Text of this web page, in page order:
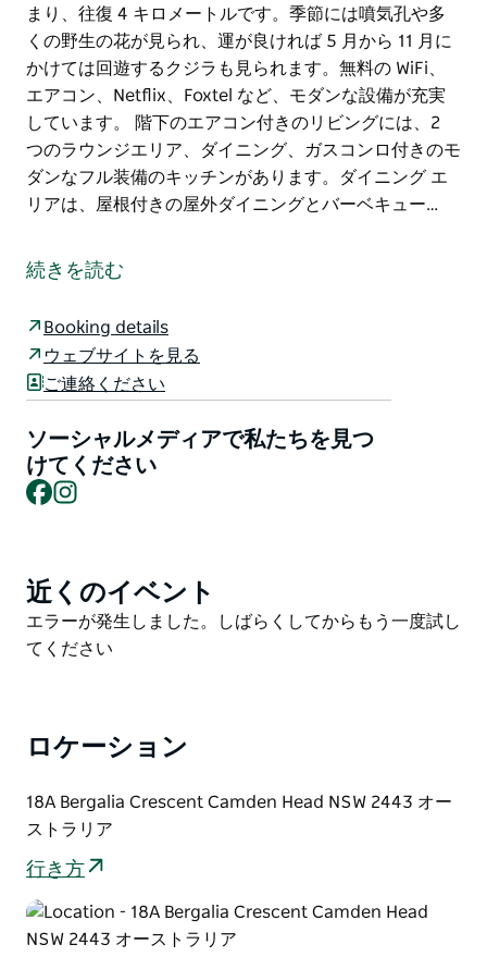
まり、往復 4 キロメートルです。季節には噴気孔や多
くの野生の花が見られ、運が良ければ 5 月から 11 月に
かけては回遊するクジラも見られます。無料の WiFi、
エアコン、Netflix、Foxtel など、モダンな設備が充実
しています。 階下のエアコン付きのリビングには、2
つのラウンジエリア、ダイニング、ガスコンロ付きのモ
ダンなフル装備のキッチンがあります。ダイニング エ
リアは、屋根付きの屋外ダイニングとバーベキュー…
める広々としたモダンな家です。プライベートな環境に
あるこの家は、カッタン国立公園自然保護区に面してい
安全な海水浴場であるパイロットビーチとウォッシュハ
ウスビーチは通りの端にあり、徒歩わずか 3 分です。
プールサイドのカバナでリラックスしてください。カム
デンヘイブン川沿いを散歩しましょう。ポイントパーペ
ンディキュラーへのハイキングは、子供でも歩けるほど
の価値があります。トレイルは通りの端から始まり、往
ン、Netflix、Foxtel など、モダンな設備が充実してい
ます。
階下のエアコン付きのリビングには、2 つのラウンジエ
きの屋外ダイニングとバーベキュー スペース、太陽熱
たプールサイド カバナを備えた素晴らしい屋外エンタ
ーテイメント エリアへと続きます。プールの周囲には
す。ベッドルームは 2 階にあり、マスター ベッドルー
ムにはバスルームがあります。メイン バスルームには
化粧台とウォークイン シャワー、独立したトイレがあ
続きを読む
Booking details
ウェブサイトを見る
ご連絡ください
ソーシャルメディアで私たちを見つ
けてください
Facebook
Product
List
近くのイベント
Product
List
エラーが発生しました。しばらくしてからもう一度試し
てください
ロケーション
18A Bergalia Crescent Camden Head NSW 2443 オー
ストラリア
行き方